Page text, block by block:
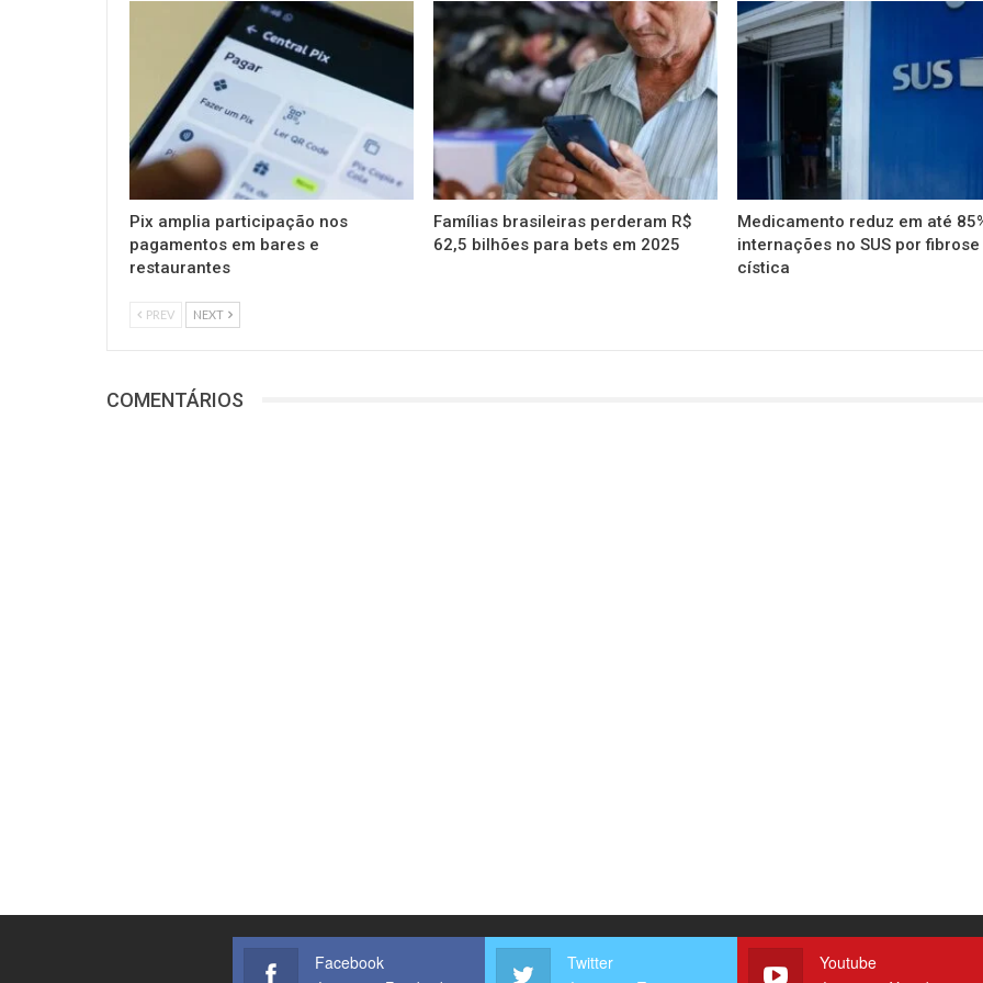
Pix amplia participação nos
pagamentos em bares e
restaurantes
Famílias brasileiras perderam R$
62,5 bilhões para bets em 2025
Medicamento reduz em até
internações no SUS por fibrose
cística
PREV NEXT
COMENTÁRIOS
Facebook Twitter Youtube